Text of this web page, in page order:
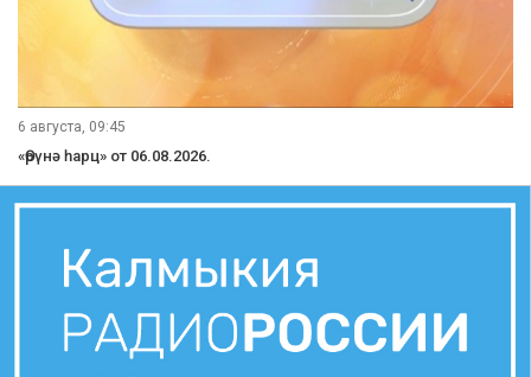
6 августа, 09:45
«Өрүнә һарц» от 06.08.2026.